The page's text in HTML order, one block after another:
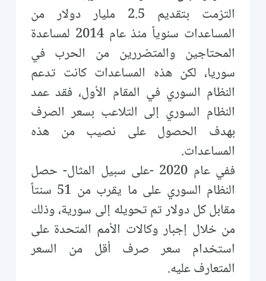
التزمت بتقديم 2.5 مليار دولار من
المساعدات سنوياً منذ عام 2014 لمساعدة
المحتاجين والمتضررين من الحرب في
سوريا، لكن هذه المساعدات كانت تدعم
النظام السوري في المقام الأول، فقد عمد
النظام السوري إلى التلاعب بسعر الصرف
بهدف الحصول على نصيب من هذه
المساعدات.
ففي عام 2020 -على سبيل المثال- حصل
النظام السوري على ما يقرب من 51 سنتاً
مقابل كل دولار تم تحويله إلى سورية، وذلك
من خلال إجبار وكالات الأمم المتحدة على
استخدام سعر صرف أقل من السعر
المتعارف عليه.